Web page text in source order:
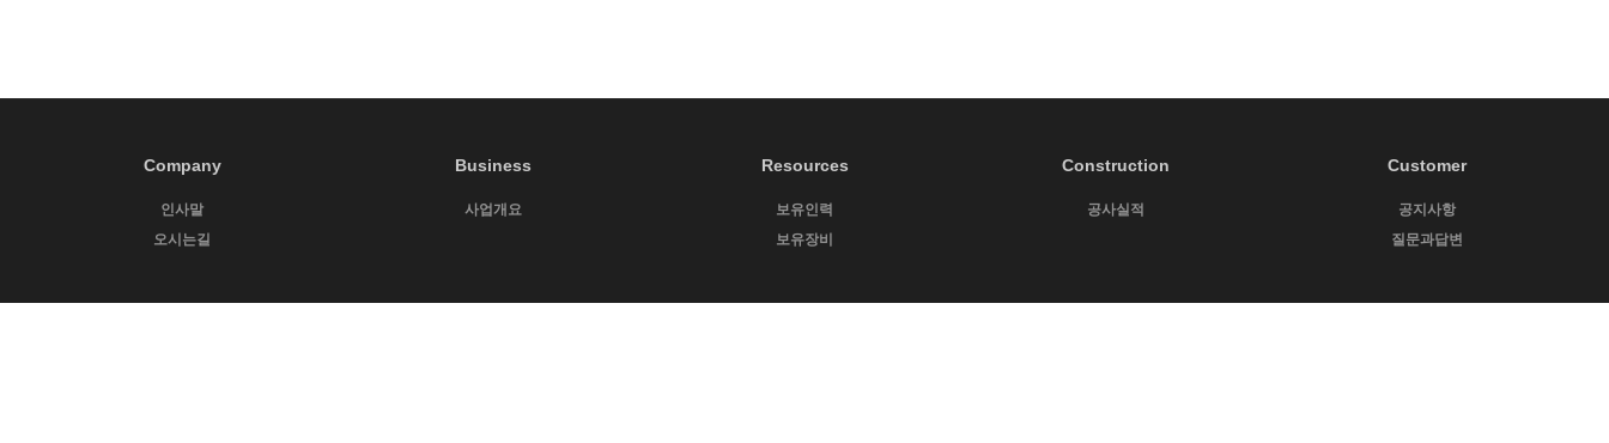
Company
인사말
오시는길
Business
사업개요
Resources
보유인력
보유장비
Construction
공사실적
Customer
공지사항
질문과답변